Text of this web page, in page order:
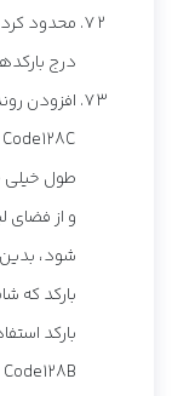
درج
افزودن
و از فضای
شود،
بارکد که
Code128B / بارکد عدد و حروف: Code128B)